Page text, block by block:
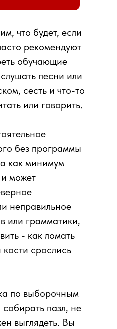
что будет, если
рекомендуют
обучающие
песни или
сесть и что-то
или говорить.
без программы
как минимум
может
неправильное
или грамматики,
- как ломать
кости срослись
по выборочным
пазл, не
выглядеть. Вы